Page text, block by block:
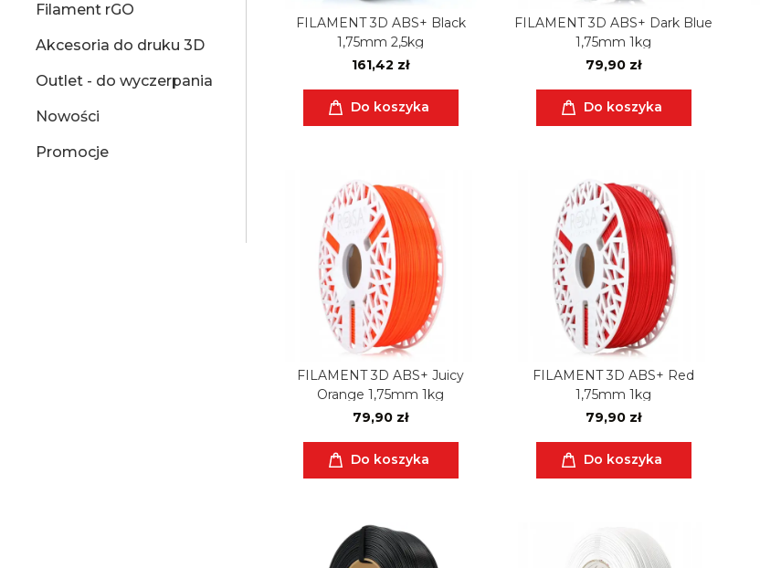
Filament rGO
Akcesoria do druku 3D
Outlet - do wyczerpania
Nowości
Promocje
FILAMENT 3D ABS+ Black
1,75mm 2,5kg
161,42 zł
Do koszyka
FILAMENT 3D ABS+ Dark Blue
1,75mm 1kg
79,90 zł
Do koszyka
FILAMENT 3D ABS+ Juicy
Orange 1,75mm 1kg
79,90 zł
Do koszyka
FILAMENT 3D ABS+ Red
1,75mm 1kg
79,90 zł
Do koszyka